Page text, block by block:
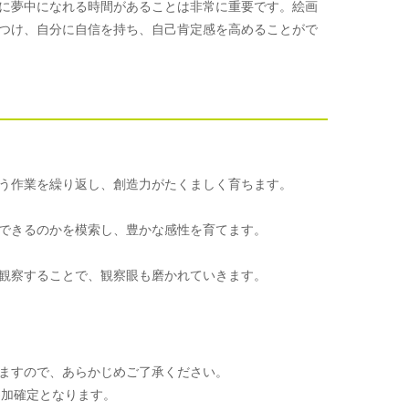
夢中になれる時間があることは非常に重要です。絵画
け、自分に自信を持ち、自己肯定感を高めることがで
業を繰り返し、創造力がたくましく育ちます。
るのかを模索し、豊かな感性を育てます。
することで、観察眼も磨かれていきます。
ので、あらかじめご了承ください。
確定となります。